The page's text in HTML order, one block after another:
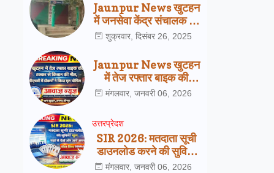
Jaunpur News खुटहन
में जनसेवा केंद्र संचालक की
हत्या से हड़कंप, पुलिस जांच
शुक्रवार, दिसंबर 26, 2025
Jaunpur News खुटहन
में तेज रफ्तार बाइक की
टक्कर से किसान की मौत,
मंगलवार, जनवरी 06, 2026
उत्तरप्रेदश
SIR 2026: मतदाता सूची
डाउनलोड करने की सुविधा
शुरू, यहां से देखें अपना नाम
मंगलवार, जनवरी 06, 2026